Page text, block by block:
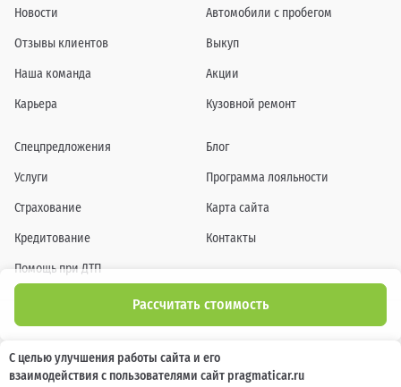
Рассчитать стоимость
Новости
Отзывы клиентов
Наша команда
Карьера
Автомобили с пробегом
Выкуп
Акции
Кузовной ремонт
Спецпредложения
Услуги
Страхование
Кредитование
Помощь при ДТП
Блог
Программа лояльности
Карта сайта
Контакты
Информация о технических характеристиках, составе комплектаций, цветовой
гамме и стоимости автомобилей, а также действующих акциях, сроках и условиях
их проведения, указанных на сайте www.pragmaticar.ru, носит информационный
С целью улучшения работы сайта и его
взаимодействия с пользователями сайт pragmaticar.ru